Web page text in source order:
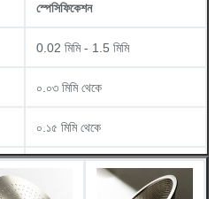
স্পেসিফিকেশন
0.02 মিমি - 1.5 মিমি
০.০৩ মিমি থেকে
০.১৫ মিমি থেকে